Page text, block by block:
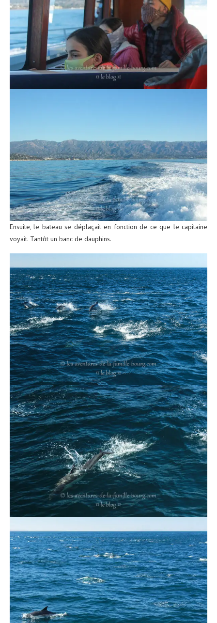
Ensuite, le bateau se déplaçait en fonction de ce que le capitaine
voyait. Tantôt un banc de dauphins.